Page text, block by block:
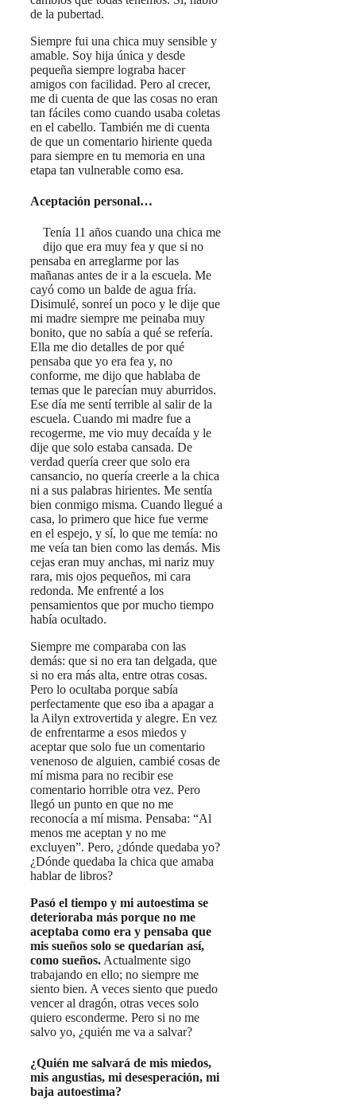
de la pubertad.
Siempre fui una chica muy sensible y
amable. Soy hija única y desde
pequeña siempre lograba hacer
amigos con facilidad. Pero al crecer,
me di cuenta de que las cosas no eran
tan fáciles como cuando usaba coletas
en el cabello. También me di cuenta
de que un comentario hiriente queda
para siempre en tu memoria en una
etapa tan vulnerable como esa.
Aceptación personal…
Tenía 11 años cuando una chica me
dijo que era muy fea y que si no
pensaba en arreglarme por las
mañanas antes de ir a la escuela. Me
cayó como un balde de agua fría.
Disimulé, sonreí un poco y le dije que
mi madre siempre me peinaba muy
bonito, que no sabía a qué se refería.
Ella me dio detalles de por qué
pensaba que yo era fea y, no
conforme, me dijo que hablaba de
temas que le parecían muy aburridos.
Ese día me sentí terrible al salir de la
escuela. Cuando mi madre fue a
recogerme, me vio muy decaída y le
dije que solo estaba cansada. De
verdad quería creer que solo era
cansancio, no quería creerle a la chica
ni a sus palabras hirientes. Me sentía
bien conmigo misma. Cuando llegué a
casa, lo primero que hice fue verme
en el espejo, y sí, lo que me temía: no
me veía tan bien como las demás. Mis
cejas eran muy anchas, mi nariz muy
rara, mis ojos pequeños, mi cara
redonda. Me enfrenté a los
pensamientos que por mucho tiempo
había ocultado.
Siempre me comparaba con las
demás: que si no era tan delgada, que
si no era más alta, entre otras cosas.
Pero lo ocultaba porque sabía
perfectamente que eso iba a apagar a
la Ailyn extrovertida y alegre. En vez
de enfrentarme a esos miedos y
aceptar que solo fue un comentario
venenoso de alguien, cambié cosas de
mí misma para no recibir ese
comentario horrible otra vez. Pero
llegó un punto en que no me
reconocía a mí misma. Pensaba: “Al
menos me aceptan y no me
excluyen”. Pero, ¿dónde quedaba yo?
¿Dónde quedaba la chica que amaba
hablar de libros?
Pasó el tiempo y mi autoestima se
deterioraba más porque no me
aceptaba como era y pensaba que
mis sueños solo se quedarían así,
como sueños. Actualmente sigo
trabajando en ello; no siempre me
siento bien. A veces siento que puedo
vencer al dragón, otras veces solo
quiero esconderme. Pero si no me
salvo yo, ¿quién me va a salvar?
¿Quién me salvará de mis miedos,
mis angustias, mi desesperación, mi
baja autoestima?